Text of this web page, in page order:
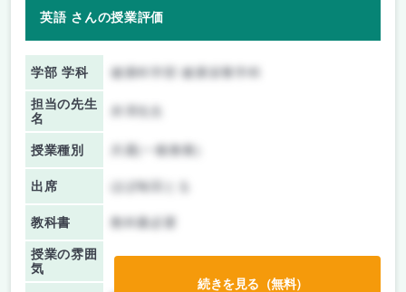
英語 さんの授業評価
学部 学科 健康科学部 健康栄養学科
担当の先生
名
授業種別 共通(一般教養)
出席 ほぼ毎回とる
教科書 教科書必要
授業の雰囲
気
続きを見る（無料）